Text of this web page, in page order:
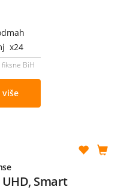
x24
BiH
više
UHD, Smart